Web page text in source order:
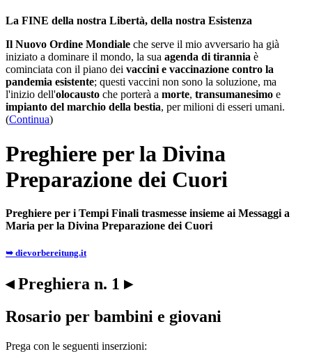
La FINE della nostra Libertà, della nostra Esistenza
Il Nuovo Ordine Mondiale che serve il mio avversario ha già
iniziato a dominare il mondo, la sua agenda di tirannia è
cominciata con il piano dei vaccini e vaccinazione contro la
pandemia esistente; questi vaccini non sono la soluzione, ma
l'inizio dell'olocausto che porterà a morte, transumanesimo e
impianto del marchio della bestia, per milioni di esseri umani.
(Continua)
Preghiere per la Divina
Preparazione dei Cuori
Preghiere per i Tempi Finali trasmesse insieme ai Messaggi a
Maria per la Divina Preparazione dei Cuori
➥ dievorbereitung.it
◂ Preghiera n. 1 ▸
Rosario per bambini e giovani
Prega con le seguenti inserzioni: